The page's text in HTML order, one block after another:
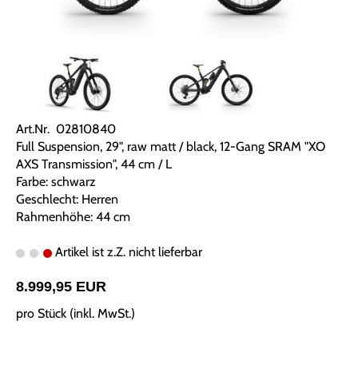
Art.Nr. 02810840
Full Suspension, 29", raw matt / black, 12-Gang SRAM "XO
AXS Transmission", 44 cm / L
Farbe: schwarz
Geschlecht: Herren
Rahmenhöhe: 44 cm
Artikel ist z.Z. nicht lieferbar
8.999,95 EUR
pro Stück (inkl. MwSt.)